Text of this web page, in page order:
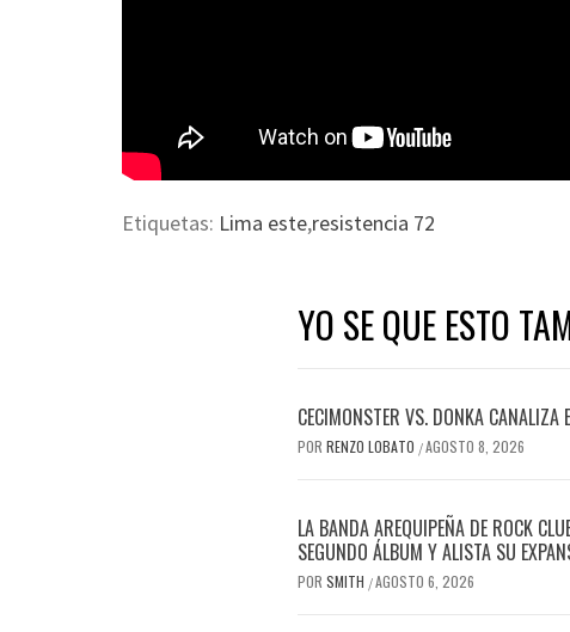
Etiquetas: Lima este,resistencia 72
YO SE QUE ESTO
CECIMONSTER VS. DONKA CANALIZA
POR RENZO LOBATO /AGOSTO 8, 2026
LA BANDA AREQUIPEÑA DE ROCK
SEGUNDO ÁLBUM Y ALISTA SU
POR SMITH /AGOSTO 6, 2026